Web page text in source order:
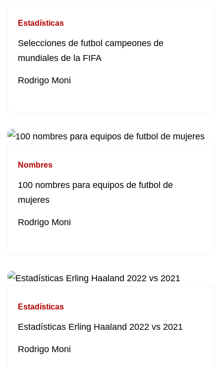
Estadísticas
Selecciones de futbol campeones de
mundiales de la FIFA
Rodrigo Moni
Nombres
100 nombres para equipos de futbol de
mujeres
Rodrigo Moni
Estadísticas
Estadísticas Erling Haaland 2022 vs 2021
Rodrigo Moni